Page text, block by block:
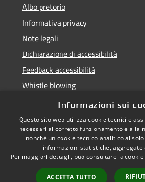
Albo pretorio
Informativa privacy
Note legali
Dichiarazione di accessibilità
Feedback accessibilità
Whistle blowing
Titolare potere sostitutivo
Accessibilità
Lurate
Informazioni sui
Questo sito web utilizza cookie tecnici e
necessari al corretto funzionamento e alla
nonché un cookie tecnico analitico al
informazioni statistiche, aggregate
Per maggiori dettagli, può consultare la
ACCETTA TUTTO